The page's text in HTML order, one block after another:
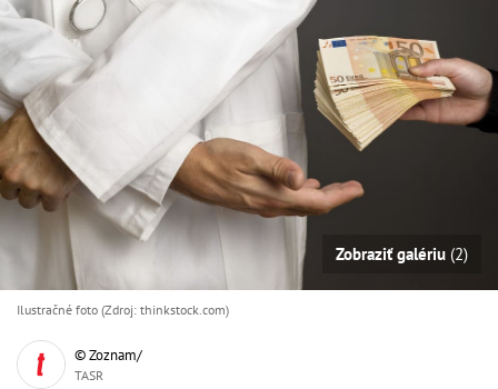
Zobraziť galériu (2)
Ilustračné foto (Zdroj: thinkstock.com)
© Zoznam/
TASR